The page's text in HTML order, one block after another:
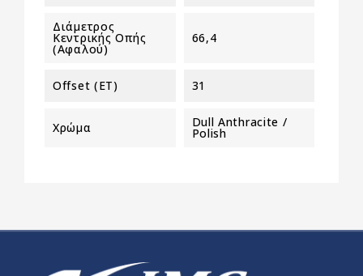
Διάμετρος
Κεντρικής Οπής
(αφαλού)
66,4
Offset (ET) 31
Χρώμα Dull Anthracite /
Polish